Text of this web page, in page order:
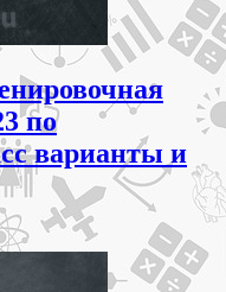
по
варианты и